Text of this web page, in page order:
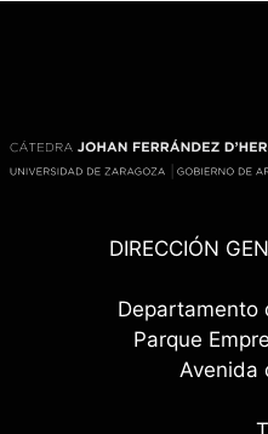
DIRECCIÓN
Departamento
Parque
Avenida